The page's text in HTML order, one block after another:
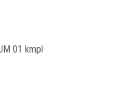
01 kmpl